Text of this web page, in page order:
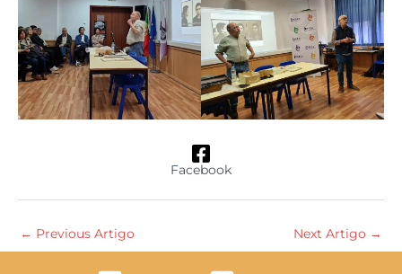
Facebook
← Previous Artigo Next Artigo →